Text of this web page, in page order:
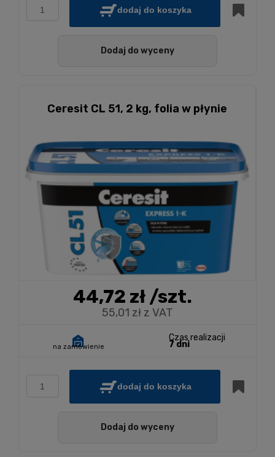
dodaj do koszyka
Dodaj do wyceny
Ceresit CL 51, 2 kg, folia w płynie
44,72 zł/szt.
55,01 zł z VAT
na zamówienie
Czas realizacji
7 dni
dodaj do koszyka
Dodaj do wyceny